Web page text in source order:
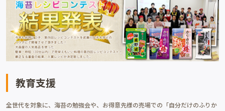
教育支援
全世代を対象に、海苔の勉強会や、お得意先様の売場での「自分だけのふりか